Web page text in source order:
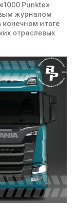
Punkte»
журналом
конечном итоге
отраслевых